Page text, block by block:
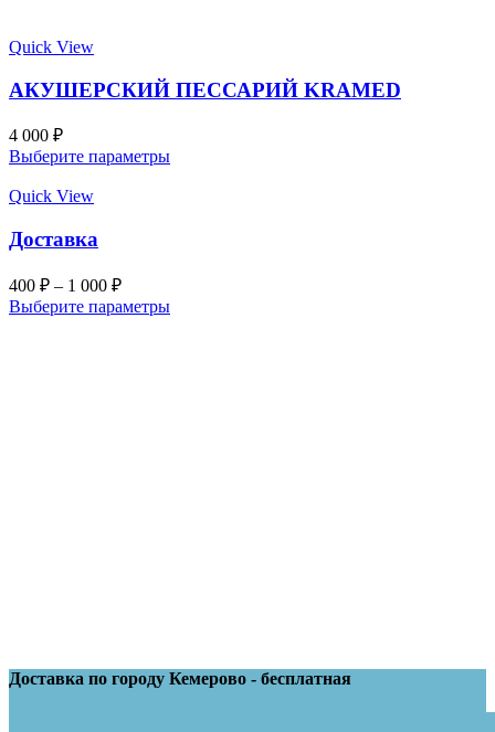
Quick View
АКУШЕРСКИЙ ПЕССАРИЙ KRAMED
4 000 ₽
Выберите параметры
Quick View
Доставка
400 ₽ – 1 000 ₽
Выберите параметры
Доставка по городу Кемерово - бесплатная